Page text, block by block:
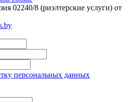
02240/8 (риэлтерские услуги) от
персональных данных